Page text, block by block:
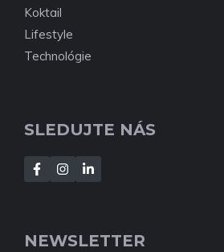
Koktail
Lifestyle
Technológie
SLEDUJTE NÁS
NEWSLETTER